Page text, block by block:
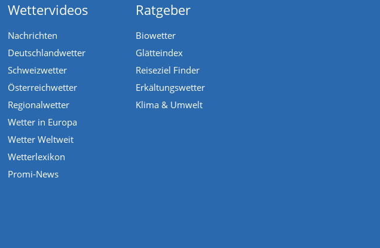
Wettervideos
Nachrichten
Deutschlandwetter
Schweizwetter
Österreichwetter
Regionalwetter
Wetter in Europa
Wetter Weltweit
Wetterlexikon
Promi-News
Ratgeber
Biowetter
Glätteindex
Reiseziel Finder
Erkältungswetter
Klima & Umwelt